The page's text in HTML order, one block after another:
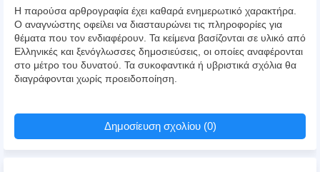
Η παρούσα αρθρογραφία έχει καθαρά ενημερωτικό χαρακτήρα.
Ο αναγνώστης οφείλει να διασταυρώνει τις πληροφορίες για
θέματα που τον ενδιαφέρουν. Τα κείμενα βασίζονται σε υλικό από
Ελληνικές και ξενόγλωσσες δημοσιεύσεις, οι οποίες αναφέρονται
στο μέτρο του δυνατού. Τα συκοφαντικά ή υβριστικά σχόλια θα
διαγράφονται χωρίς προειδοποίηση.
Δημοσίευση σχολίου (0)